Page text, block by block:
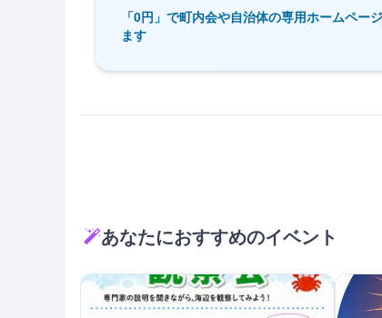
「0円」で町内会や自治体の専用ホームペ
ます
あなたにおすすめのイベント